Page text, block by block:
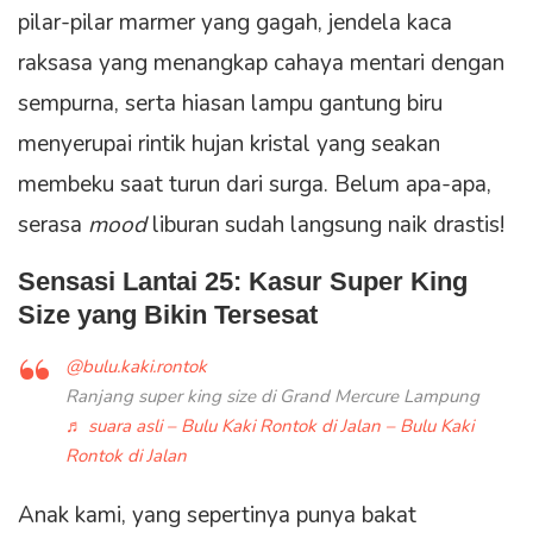
pilar-pilar marmer yang gagah, jendela kaca
raksasa yang menangkap cahaya mentari dengan
sempurna, serta hiasan lampu gantung biru
menyerupai rintik hujan kristal yang seakan
membeku saat turun dari surga. Belum apa-apa,
serasa moodliburan sudah langsung naik drastis!
Sensasi Lantai 25: Kasur Super King
Size yang Bikin Tersesat
@bulu.kaki.rontok
Ranjang super king size di Grand Mercure Lampung
♬ suara asli – Bulu Kaki Rontok di Jalan – Bulu Kaki
Rontok di Jalan
Anak kami, yang sepertinya punya bakat